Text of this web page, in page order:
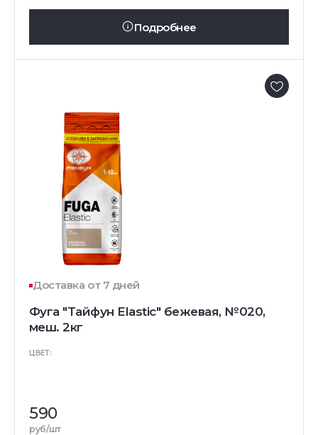
Подробнее
Доставка от 7 дней
Фуга "Тайфун Elastic" бежевая, №020,
меш. 2кг
ЦВЕТ:
590
руб/шт